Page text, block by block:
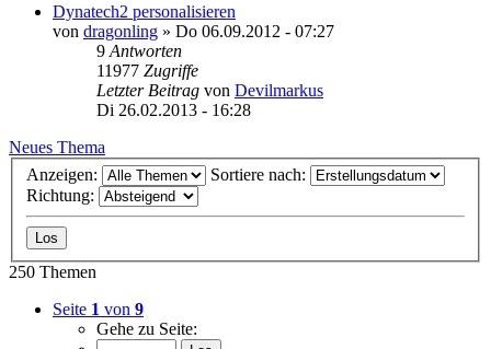
Dynatech2 personalisieren
von dragonling » Do 06.09.2012 - 07:27
9 Antworten
11977 Zugriffe
Letzter Beitrag von Devilmarkus
Di 26.02.2013 - 16:28
Neues Thema
Anzeigen:
Sortiere nach:
Richtung:
250 Themen
Seite 1 von 9
Gehe zu Seite: